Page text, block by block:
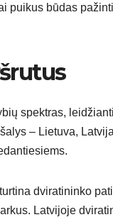
puikus būdas
spektras,
– Lietuva,
dviratininko
Latvijoje